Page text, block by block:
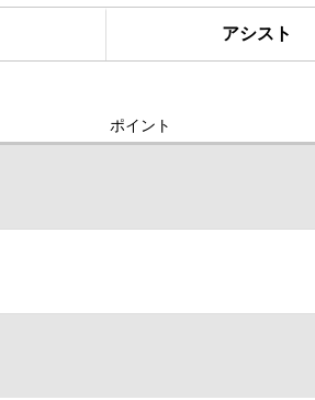
アシスト
ポイント